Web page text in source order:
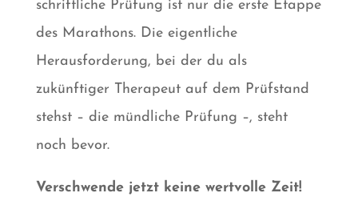
schriftliche Prüfung ist nur die erste Etappe
des Marathons. Die eigentliche
Herausforderung, bei der du als
zukünftiger Therapeut auf dem Prüfstand
stehst – die mündliche Prüfung –, steht
noch bevor.
Verschwende jetzt keine wertvolle Zeit!